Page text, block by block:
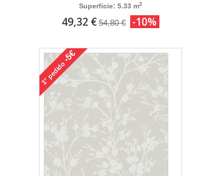
Superficie: 5.33 m2
49,32 € 54,80 € -10%
1°
pedido
-5€